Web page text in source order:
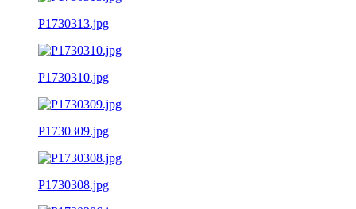
P1730313.jpg
P1730310.jpg
P1730309.jpg
P1730308.jpg